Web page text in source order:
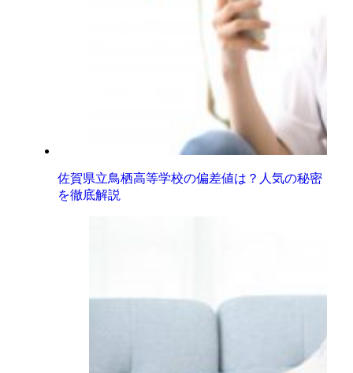
佐賀県立鳥栖高等学校の偏差値は？人気の秘密
を徹底解説